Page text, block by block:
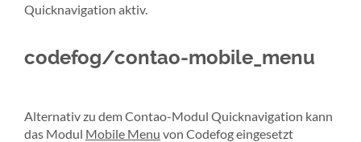
Quicknavigation aktiv.
codefog/contao-mobile_menu
Alternativ zu dem Contao-Modul Quicknavigation kann
das Modul Mobile Menu von Codefog eingesetzt